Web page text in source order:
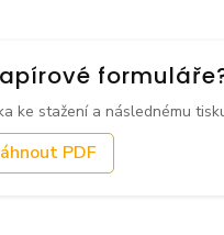
ke stažení a následnému
PDF